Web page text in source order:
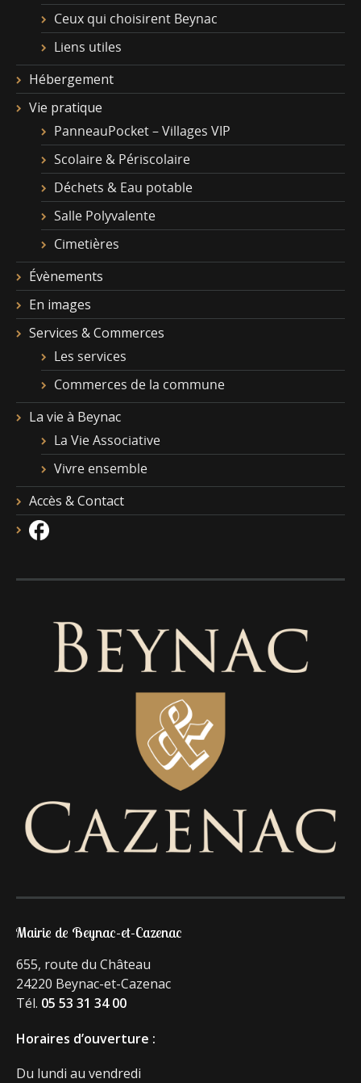
Ceux qui choisirent Beynac
Liens utiles
Hébergement
Vie pratique
PanneauPocket – Villages VIP
Scolaire & Périscolaire
Déchets & Eau potable
Salle Polyvalente
Cimetières
Évènements
En images
Services & Commerces
Les services
Commerces de la commune
La vie à Beynac
La Vie Associative
Vivre ensemble
Accès & Contact
Mairie de Beynac-et-Cazenac
655, route du Château
24220 Beynac-et-Cazenac
Tél. 05 53 31 34 00
Horaires d’ouverture :
Du lundi au vendredi